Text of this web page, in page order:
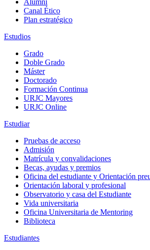
Alumni
Canal Ético
Plan estratégico
Estudios
Grado
Doble Grado
Máster
Doctorado
Formación Continua
URJC Mayores
URJC Online
Estudiar
Pruebas de acceso
Admisión
Matrícula y convalidaciones
Becas, ayudas y premios
Oficina del estudiante y Orientación
Orientación laboral y profesional
Observatorio y casa del Estudiante
Vida universitaria
Oficina Universitaria de Mentoring
Biblioteca
Estudiantes